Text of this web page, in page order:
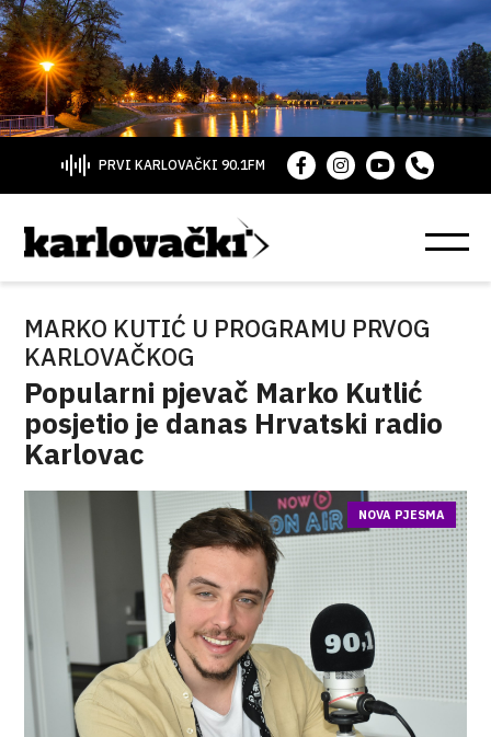
PRVI KARLOVAČKI 90.1FM
MARKO KUTIĆ U PROGRAMU PRVOG
KARLOVAČKOG
Popularni pjevač Marko Kutlić
posjetio je danas Hrvatski radio
Karlovac
NOVA PJESMA